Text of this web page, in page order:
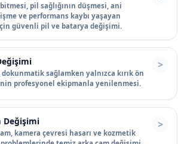
bitmesi, pil sağlığının düşmesi, ani
ve performans kaybı yaşayan
güvenli pil ve batarya değişimi.
sağlamken yalnızca kırık ön
profesyonel ekipmanla yenilenmesi.
Değişimi
kamera çevresi hasarı ve kozmetik